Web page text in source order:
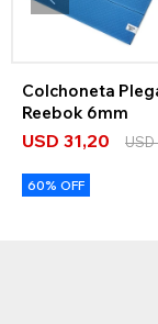
Colchoneta
Reebok 6mm
USD 31,20 USD
60% OFF